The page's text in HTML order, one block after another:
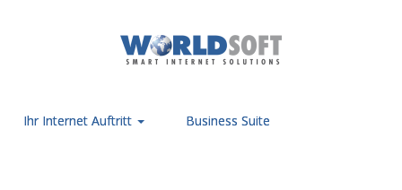
Ihr Internet Auftritt Business Suite